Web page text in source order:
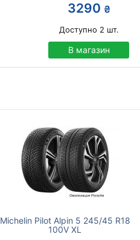
3290 ₴
Доступно 2 шт.
В магазин
Michelin Pilot Alpin 5 245/45 R18
100V XL